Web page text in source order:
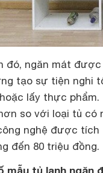
đó, ngăn mát
tạo sự tiện nghi
lấy thực
so với loại tủ có
nghệ được
đến 80 triệu đồng.
mẫu tủ lạnh ngăn